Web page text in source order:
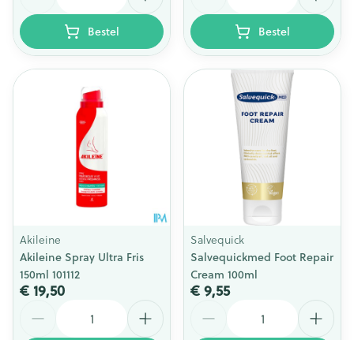
Bestel Bestel
Akileine
Akileine Spray Ultra Fris
150ml 101112
€ 19,50
Salvequick
Salvequickmed Foot Repair
Cream 100ml
€ 9,55